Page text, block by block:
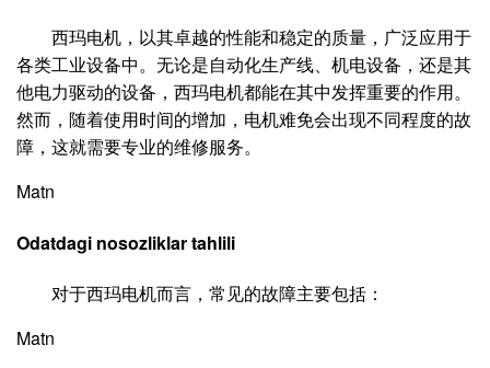
西玛电机，以其卓越的性能和稳定的质量，广泛应用于
各类工业设备中。无论是自动化生产线、机电设备，还是其
他电力驱动的设备，西玛电机都能在其中发挥重要的作用。
然而，随着使用时间的增加，电机难免会出现不同程度的故
障，这就需要专业的维修服务。
Matn
Odatdagi nosozliklar tahlili
对于西玛电机而言，常见的故障主要包括：
Matn